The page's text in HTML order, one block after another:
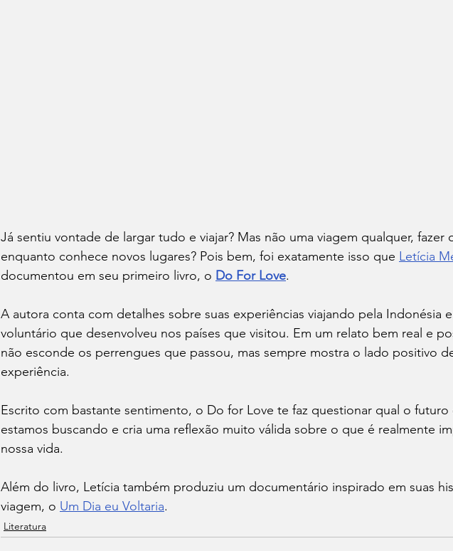
Já sentiu vontade de largar tudo e viajar? Mas não uma viagem qualquer, fazer
enquanto conhece novos lugares? Pois bem, foi exatamente isso que Letícia
documentou em seu primeiro livro, o Do For Love.
A autora conta com detalhes sobre suas experiências viajando pela Indonésia
voluntário que desenvolveu nos países que visitou. Em um relato bem real e
não esconde os perrengues que passou, mas sempre mostra o lado positivo
experiência.
Escrito com bastante sentimento, o Do for Love te faz questionar qual o futuro
estamos buscando e cria uma reflexão muito válida sobre o que é realmente
nossa vida.
Além do livro, Letícia também produziu um documentário inspirado em suas
viagem, o Um Dia eu Voltaria.
Literatura